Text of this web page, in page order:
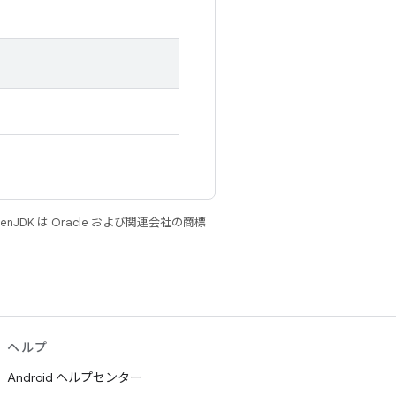
は Oracle および関連会社の商標
ヘルプ
Android ヘルプセンター